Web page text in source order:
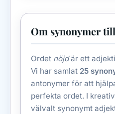
Om synonymer
Ordet nöjdär ett
Vi har samlat 25
antonymer för att
perfekta ordet. I
välvalt synonymt